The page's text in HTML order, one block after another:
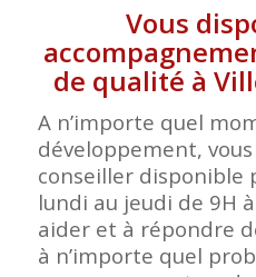
Vous
de qualité à
A n’importe quel
développement, vous
conseiller disponible
lundi au jeudi de 9H
aider et à répondre
à n’importe quel